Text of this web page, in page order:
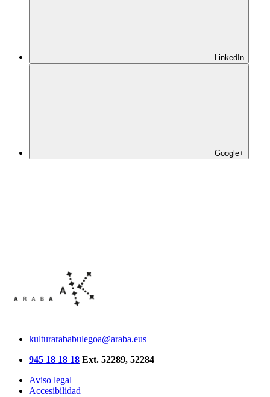
LinkedIn
Google+
kulturarababulegoa@araba.eus
945 18 18 18 Ext. 52289, 52284
Aviso legal
Accesibilidad